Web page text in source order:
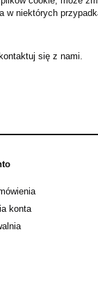
w niektórych
się z nami.
konta